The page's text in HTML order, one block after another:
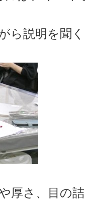
ら説明を聞
厚さ、目の